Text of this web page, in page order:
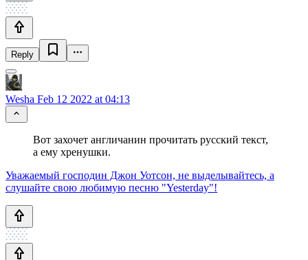
Reply
Wesha Feb 12 2022 at 04:13
Вот захочет англичанин прочитать русский текст,
а ему хренушки.
Уважаемый господин Джон Уотсон, не выделывайтесь, а
слушайте свою любимую песню "Yesterday"!